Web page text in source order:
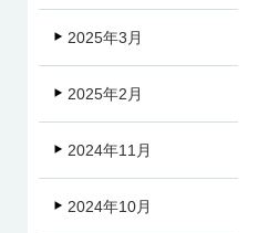
2025年3月
2025年2月
2024年11月
2024年10月